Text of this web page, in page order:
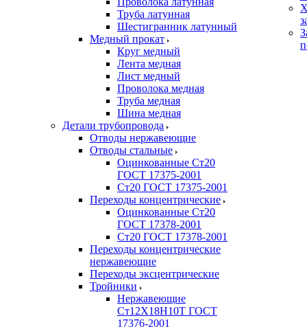
Труба латунная
Шестигранник латунный
Медный прокат
Круг медный
Лента медная
Лист медный
Проволока медная
Труба медная
Шина медная
Детали трубопровода
Отводы нержавеющие
Отводы стальные
Оцинкованные Ст20
ГОСТ 17375-2001
Ст20 ГОСТ 17375-2001
Переходы концентрические
Оцинкованные Ст20
ГОСТ 17378-2001
Ст20 ГОСТ 17378-2001
Переходы концентрические
нержавеющие
Переходы эксцентрические
Тройники
Нержавеющие
Ст12Х18Н10Т ГОСТ
17376-2001